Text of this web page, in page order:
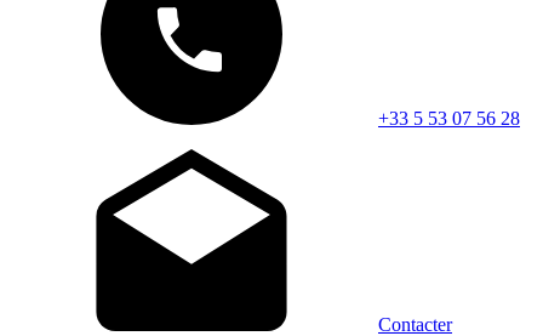
+33 5 53 07 56 28
Contacter